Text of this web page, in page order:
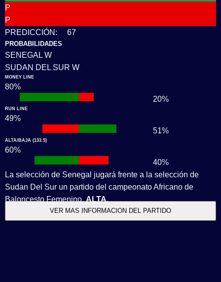
P
P
PREDICCIÓN: 67
PROBABILIDADES
SENEGAL W
SUDAN DEL SUR W
MONEY LINE
80%
20%
RUN LINE
49%
51%
ALTA/BAJA (133.5)
60%
40%
La selección de Senegal jugará frente a la selección de
Sudan Del Sur un partido del campeonato Africano de
Baloncesto Femenino.ALTA.
VER MAS INFORMACION DEL PARTIDO